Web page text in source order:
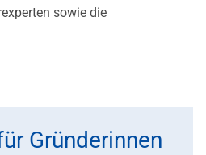
sowie die
Gründerinnen